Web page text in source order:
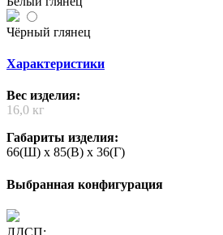
Чёрный глянец
Характеристики
Вес изделия:
16,0 кг
Габариты изделия:
66(Ш) x 85(В) x 36(Г)
Выбранная конфигурация
ЛДСП: